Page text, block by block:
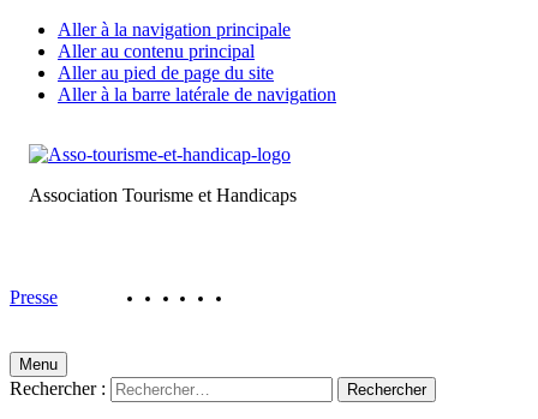
Aller à la navigation principale
Aller au contenu principal
Aller au pied de page du site
Aller à la barre latérale de navigation
Association Tourisme et Handicaps
Presse
Menu
Rechercher :